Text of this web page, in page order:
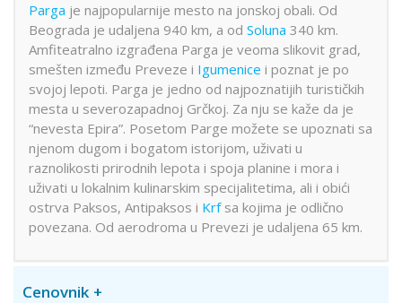
Parga je najpopularnije mesto na jonskoj obali. Od
Beograda je udaljena 940 km, a od Soluna 340 km.
Amfiteatralno izgrađena Parga je veoma slikovit grad,
smešten između Preveze i Igumenice i poznat je po
svojoj lepoti. Parga je jedno od najpoznatijih turističkih
mesta u severozapadnoj Grčkoj. Za nju se kaže da je
“nevesta Epira”. Posetom Parge možete se upoznati sa
njenom dugom i bogatom istorijom, uživati u
raznolikosti prirodnih lepota i spoja planine i mora i
uživati u lokalnim kulinarskim specijalitetima, ali i obići
ostrva Paksos, Antipaksos i Krfsa kojima je odlično
povezana. Od aerodroma u Prevezi je udaljena 65 km.
Cenovnik